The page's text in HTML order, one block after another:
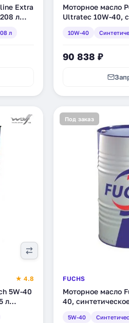
Extra
л
л
Моторное масло
Ultratec 10W-40,
10W-40
90 838 ₽
★ 4.8
5W-40
л
Под заказ
FUCHS
Моторное масло
40,
5W-40